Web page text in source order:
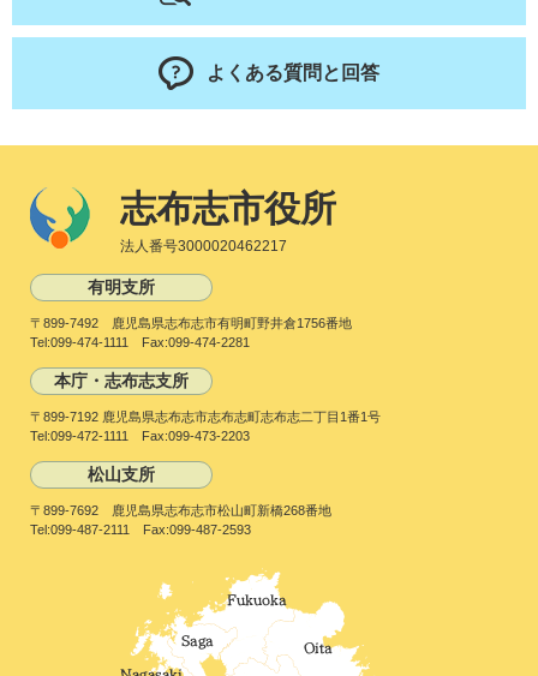
よくある質問と回答
志布志市役所
法人番号3000020462217
有明支所
〒899-7492 鹿児島県志布志市有明町野井倉1756番地
Tel:099-474-1111 Fax:099-474-2281
本庁・志布志支所
〒899-7192 鹿児島県志布志市志布志町志布志二丁目1番1号
Tel:099-472-1111 Fax:099-473-2203
松山支所
〒899-7692 鹿児島県志布志市松山町新橋268番地
Tel:099-487-2111 Fax:099-487-2593